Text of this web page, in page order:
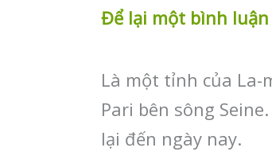
Để lại một bình luận
Là một tỉnh của La-
Pari bên sông
lại đến ngày nay.